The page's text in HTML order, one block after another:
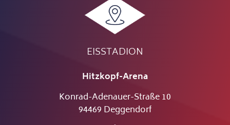
EISSTADION
Hitzkopf-Arena
Konrad-Adenauer-Straße 10
94469 Deggendorf